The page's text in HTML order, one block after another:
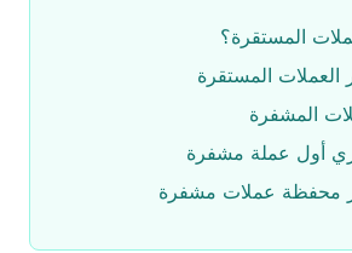
المستقرة؟
العملات المستقرة
المشفرة
أول عملة مشفرة
محفظة عملات مشفرة